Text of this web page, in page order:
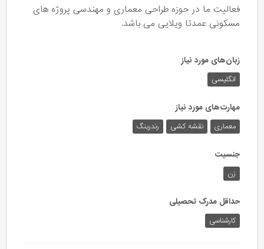
فعالیت ما در حوزه طراحی معماری و مهندسی پروژه های
مسکونی عمدتا ویلایی می باشد.
زبان‌های مورد نیاز
انگلیسی
مهارت‌های مورد نیاز
معماری نقشه کشی رندرینگ
جنسیت
زن
حداقل مدرک تحصیلی
کارشناسی